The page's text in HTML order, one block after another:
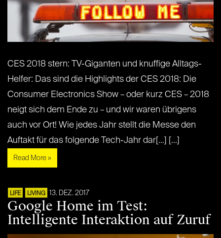
CES 2018 stern: TV-Giganten und knuffige Alltags-
Helfer: Das sind die Highlights der CES 2018: Die
Consumer Electronics Show – oder kurz CES – 2018
neigt sich dem Ende zu – und wir waren übrigens
auch vor Ort! Wie jedes Jahr stellt die Messe den
Auftakt für das folgende Tech-Jahr dar[...] [...]
Read More »
LIFE LIVING 13. DEZ. 2017
Google Home im Test:
Intelligente Interaktion auf Zuruf